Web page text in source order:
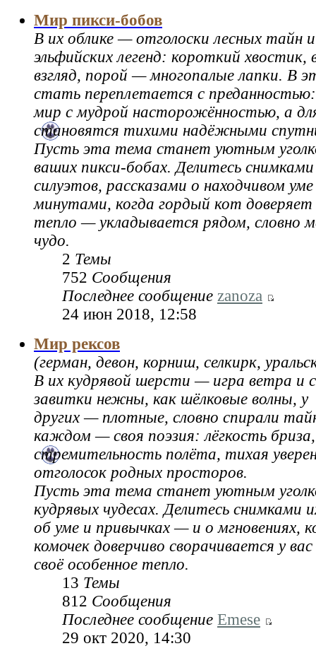
Мир пикси-бобов
В их облике — отголоски лесных тайн и
эльфийских легенд: короткий хвостик,
взгляд, порой — многопалые лапки. В
стать переплетается с
мир с мудрой насторожённостью, а
становятся тихими надёжными
Пусть эта тема станет уютным
ваших пикси‑бобах. Делитесь
силуэтов, рассказами о находчивом
минутами, когда гордый кот доверяет
тепло — укладывается рядом, словно
чудо.
2 Темы
752 Сообщения
Последнее сообщение zanoza
24 июн 2018, 12:58
Мир рексов
(герман, девон, корниш, селкирк,
В их кудрявой шерсти — игра ветра и
завитки нежны, как шёлковые волны, у
других — плотные, словно спирали
каждом — своя поэзия: лёгкость
стремительность полёта, тихая
отголосок родных просторов.
Пусть эта тема станет уютным
кудрявых чудесах. Делитесь снимками
об уме и привычках — и о мгновениях,
комочек доверчиво сворачивается у
своё особенное тепло.
13 Темы
812 Сообщения
Последнее сообщение Emese
29 окт 2020, 14:30